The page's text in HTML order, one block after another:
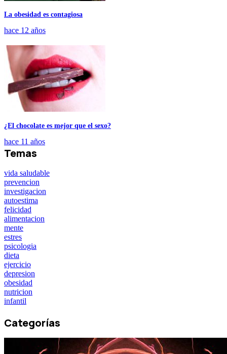
La obesidad es contagiosa
hace 12 años
¿El chocolate es mejor que el sexo?
hace 11 años
Temas
vida saludable
prevencion
investigacion
autoestima
felicidad
alimentacion
mente
estres
psicologia
dieta
ejercicio
depresion
obesidad
nutricion
infantil
Categorías